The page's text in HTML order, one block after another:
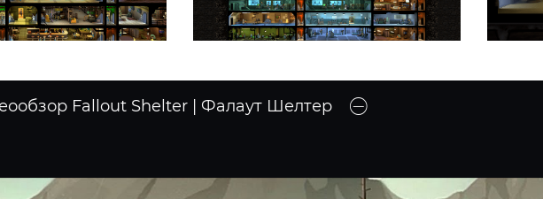
Fallout Shelter | Фалаут Шелтер